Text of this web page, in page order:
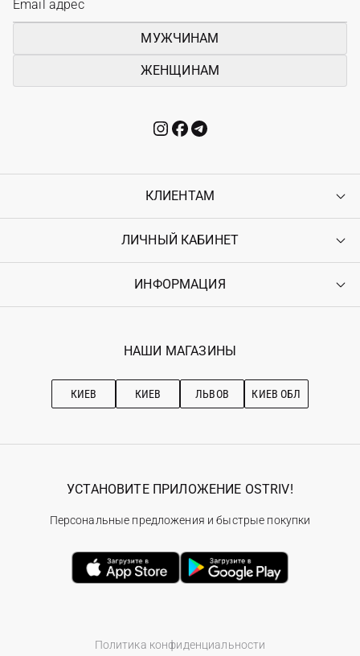
МУЖЧИНАМ
ЖЕНЩИНАМ
КЛИЕНТАМ
Контакты
Возврат
Гарантия
ЛИЧНЫЙ КАБИНЕТ
Войти
Ostriv Club+
ИНФОРМАЦИЯ
Наши магазини
Рекомендации по уходу
НАШИ МАГАЗИНЫ
КИЕВ КИЕВ ЛЬВОВ КИЕВ ОБЛ
Политика конфиденциальности
УСТАНОВИТЕ ПРИЛОЖЕНИЕ OSTRIV!
Персональные предложения и быстрые покупки